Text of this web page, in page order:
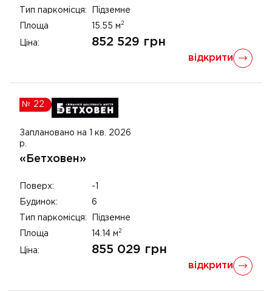
Тип паркомісця: Підземне
Площа 15.55 м 2
Ціна: 852 529 грн
відкрити
№ 22
Заплановано на 1 кв. 2026
р.
«Бетховен»
Поверх: -1
Будинок: 6
Тип паркомісця: Підземне
Площа 14.14 м 2
Ціна: 855 029 грн
відкрити